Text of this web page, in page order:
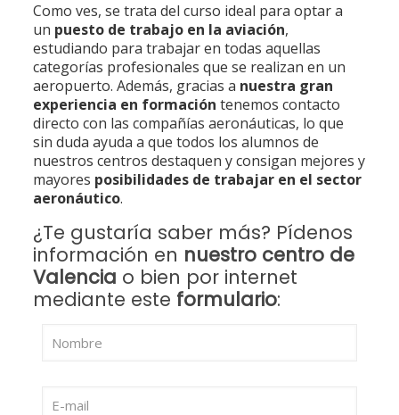
Como ves, se trata del curso ideal para optar a
un puesto de trabajo en la aviación,
estudiando para trabajar en todas aquellas
categorías profesionales que se realizan en un
aeropuerto. Además, gracias a nuestra gran
experiencia en formación tenemos contacto
directo con las compañías aeronáuticas, lo que
sin duda ayuda a que todos los alumnos de
nuestros centros destaquen y consigan mejores y
mayores posibilidades de trabajar en el sector
aeronáutico.
¿Te gustaría saber más? Pídenos
información en nuestro centro de
Valencia o bien por internet
mediante este formulario: